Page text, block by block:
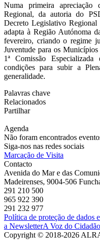
Numa primeira
Regional, da autoria do
Decreto Legislativo
adapta à Região Autónoma
fevereiro, criando o regime
Juventude para os
1ª Comissão
condições para subir a
generalidade.
Palavras chave
Relacionados
Partilhar
Agenda
Não foram encontrados
Siga-nos nas redes sociais
Marcação de Visita
Contacto
Avenida do Mar e das
Madeirenses, 9004-506
291 210 500
965 922 390
291 232 977
Política de proteção de dados
a NewsletterA Voz do Cidadão
Copyright © 2018-2026